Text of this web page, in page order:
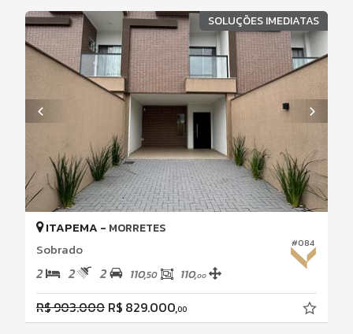
SOLUÇÕES IMEDIATAS
#084
ITAPEMA - MORRETES
Sobrado
2 2 2 110,50 110,00
R$ 903.000 R$ 829.000,00